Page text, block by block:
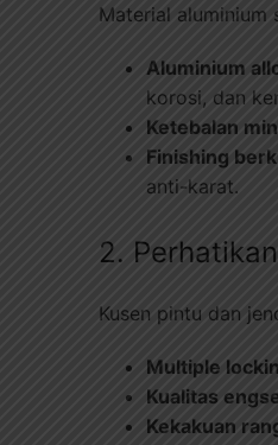
Material aluminium
Aluminium
korosi, dan
Ketebalan
Finishing
anti-karat.
2.
Kusen pintu dan
Multiple
Kualitas
Kekakuan